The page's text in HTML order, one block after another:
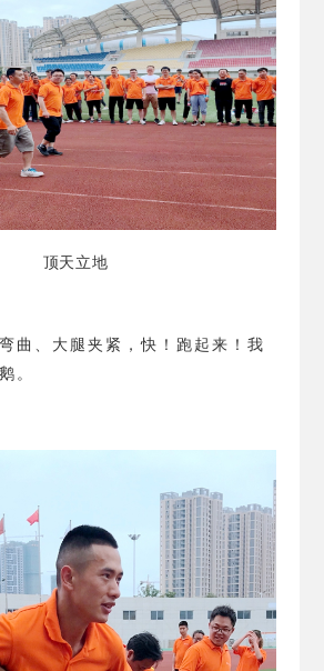
顶天立地
曲、大腿夹紧，快！跑起来！我
。